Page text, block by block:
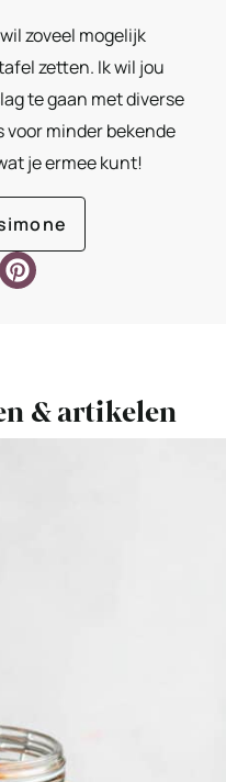
zoveel mogelijk
zetten. Ik wil jou
te gaan met diverse
minder bekende
je ermee kunt!
& artikelen